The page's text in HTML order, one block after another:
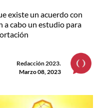
existe un acuerdo con
a cabo un estudio para
Redacción 2023.
Marzo 08, 2023